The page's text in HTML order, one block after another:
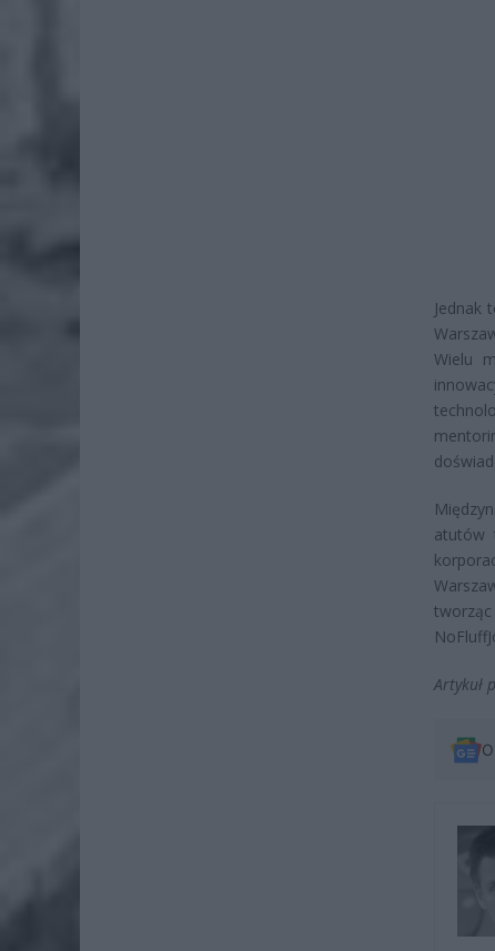
Jednak
Wielu
atutów
Artykuł